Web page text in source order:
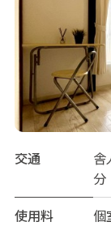
交通
舎
分
使用料
個